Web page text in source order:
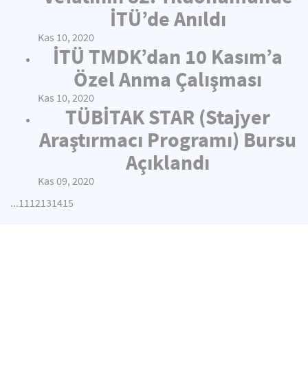
İTÜ’de Anıldı
Kas 10, 2020
İTÜ TMDK’dan 10 Kasım’a
Özel Anma Çalışması
Kas 10, 2020
TÜBİTAK STAR (Stajyer
Araştırmacı Programı) Bursu
Açıklandı
Kas 09, 2020
...1112131415